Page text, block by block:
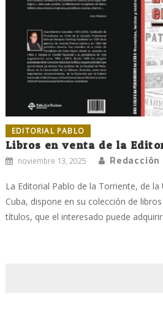
EDITORIAL PABLO
Libros en venta de la
noviembre 13, 2025
La Editorial Pablo de la Torriente, de
Cuba, dispone en su colección de
títulos, que el interesado puede